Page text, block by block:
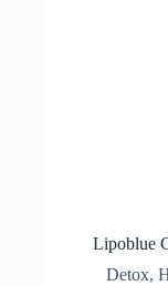
Lipoblue
Detox,